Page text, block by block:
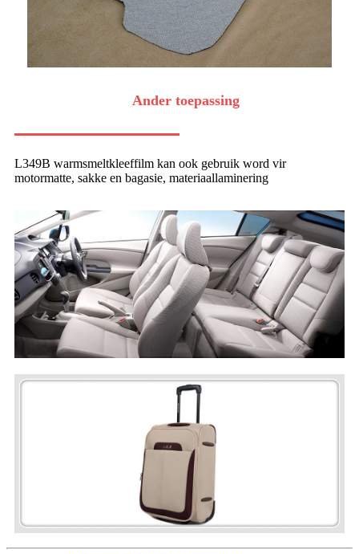
Ander toepassing
L349B warmsmeltkleeffilm kan ook gebruik word vir
motormatte, sakke en bagasie, materiaallaminering